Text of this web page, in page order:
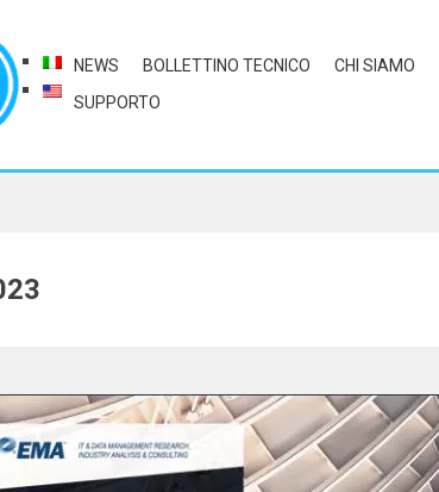
NEWS BOLLETTINO TECNICO CHI SIAMO
SUPPORTO